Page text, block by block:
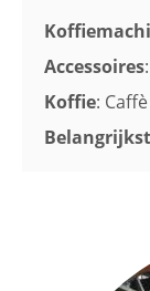
Accessoires
Koffie: